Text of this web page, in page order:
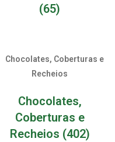
(65)
Chocolates,
Coberturas e
Recheios (402)